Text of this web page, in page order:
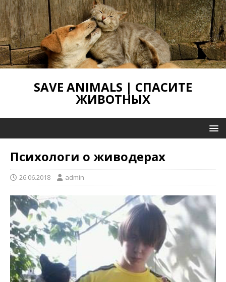
SAVE ANIMALS | СПАСИТЕ
ЖИВОТНЫХ
Психологи о живодерах
26.06.2018 admin